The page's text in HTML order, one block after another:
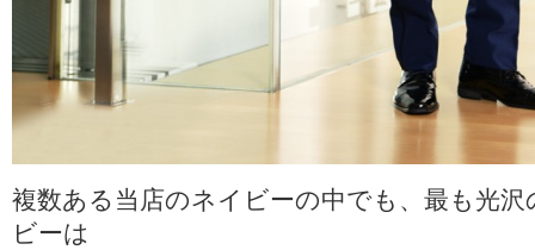
複数ある当店のネイビーの中でも、最も光
ビーは